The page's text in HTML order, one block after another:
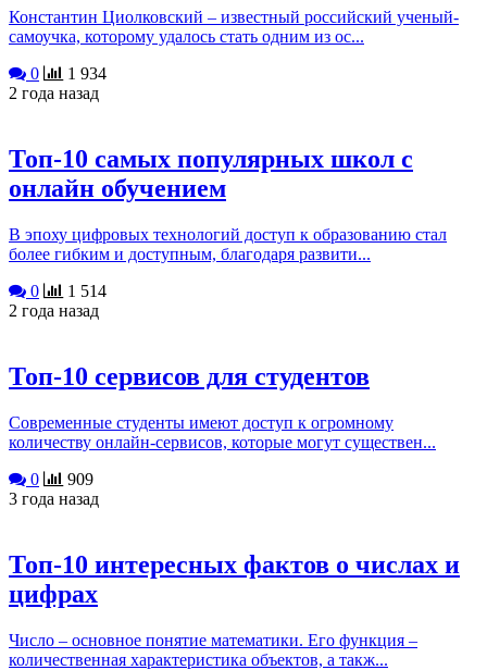
Константин Циолковский – известный российский ученый-
самоучка, которому удалось стать одним из ос...
0
1 934
2 года назад
Топ-10 самых популярных школ с
онлайн обучением
В эпоху цифровых технологий доступ к образованию стал
более гибким и доступным, благодаря развити...
0
1 514
2 года назад
Топ-10 сервисов для студентов
Современные студенты имеют доступ к огромному
количеству онлайн-сервисов, которые могут существен...
0
909
3 года назад
Топ-10 интересных фактов о числах и
цифрах
Число – основное понятие математики. Его функция –
количественная характеристика объектов, а такж...